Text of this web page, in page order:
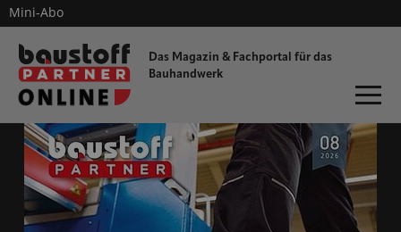
Das Magazin & Fachportal für das
Bauhandwerk
Mini-Abo
dieProfitester
ONLINE-MAGAZIN